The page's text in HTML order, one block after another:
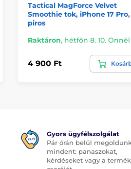
Tactical MagForce Velvet
Smoothie tok, iPhone 17 Pro,
piros
Raktáron, hétfőn 8. 10. Önnél
4 900 Ft
Gyors ügyfélszolgálat
Pár órán belül
mindent: panaszokat,
kérdéseket vagy a